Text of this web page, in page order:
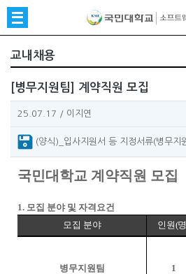
교내채용
[병무지원팀] 계약직원 모집
25.07.17 / 이지연
(양식)_입사지원서 등 지정서류(병무
국민대학교 계약직원 모집
1. 모집 분야 및 자격요건
모집 분야
인원(명
병무지원팀 1